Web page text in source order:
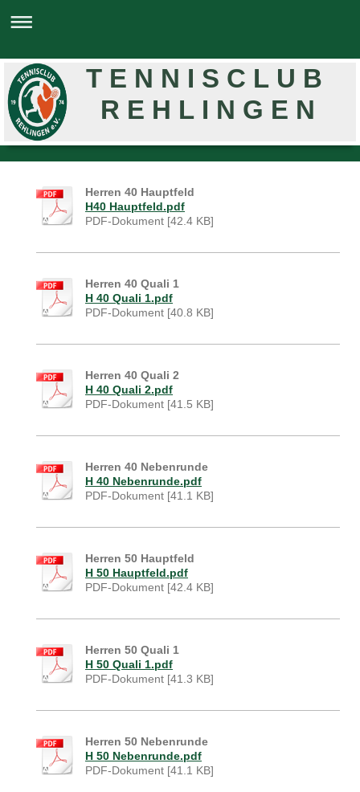
T E N N I S C L U B
R E H L I N G E N
Herren 40 Hauptfeld
H40 Hauptfeld.pdf
PDF-Dokument [42.4 KB]
Herren 40 Quali 1
H 40 Quali 1.pdf
PDF-Dokument [40.8 KB]
Herren 40 Quali 2
H 40 Quali 2.pdf
PDF-Dokument [41.5 KB]
Herren 40 Nebenrunde
H 40 Nebenrunde.pdf
PDF-Dokument [41.1 KB]
Herren 50 Hauptfeld
H 50 Hauptfeld.pdf
PDF-Dokument [42.4 KB]
Herren 50 Quali 1
H 50 Quali 1.pdf
PDF-Dokument [41.3 KB]
Herren 50 Nebenrunde
H 50 Nebenrunde.pdf
PDF-Dokument [41.1 KB]